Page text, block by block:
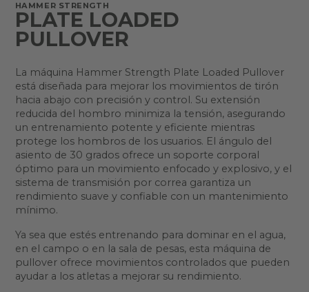
HAMMER STRENGTH
PLATE LOADED
PULLOVER
La máquina Hammer Strength Plate Loaded Pullover
está diseñada para mejorar los movimientos de tirón
hacia abajo con precisión y control. Su extensión
reducida del hombro minimiza la tensión, asegurando
un entrenamiento potente y eficiente mientras
protege los hombros de los usuarios. El ángulo del
asiento de 30 grados ofrece un soporte corporal
óptimo para un movimiento enfocado y explosivo, y el
sistema de transmisión por correa garantiza un
rendimiento suave y confiable con un mantenimiento
mínimo.
Ya sea que estés entrenando para dominar en el agua,
en el campo o en la sala de pesas, esta máquina de
pullover ofrece movimientos controlados que pueden
ayudar a los atletas a mejorar su rendimiento.